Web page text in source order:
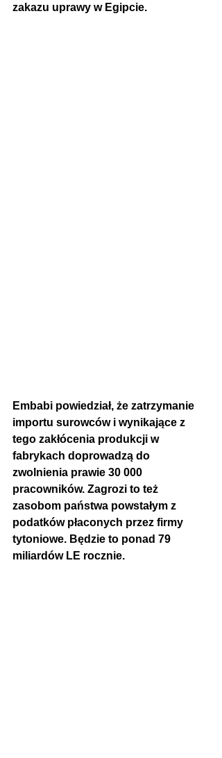
zakazu uprawy w Egipcie.
Embabi powiedział, że zatrzymanie
importu surowców i wynikające z
tego zakłócenia produkcji w
fabrykach doprowadzą do
zwolnienia prawie 30 000
pracowników. Zagrozi to też
zasobom państwa powstałym z
podatków płaconych przez firmy
tytoniowe. Będzie to ponad 79
miliardów LE rocznie.